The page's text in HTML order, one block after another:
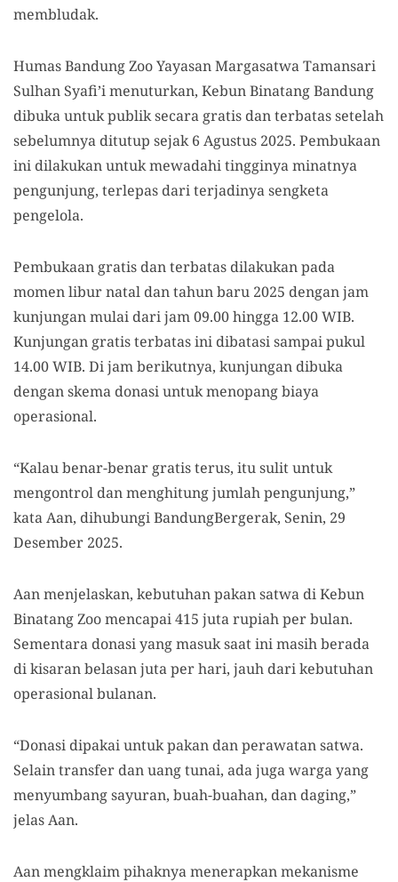
membludak.
Humas Bandung Zoo Yayasan Margasatwa Tamansari
Sulhan Syafi’i menuturkan, Kebun Binatang Bandung
dibuka untuk publik secara gratis dan terbatas setelah
sebelumnya ditutup sejak 6 Agustus 2025. Pembukaan
ini dilakukan untuk mewadahi tingginya minatnya
pengunjung, terlepas dari terjadinya sengketa
pengelola.
Pembukaan gratis dan terbatas dilakukan pada
momen libur natal dan tahun baru 2025 dengan jam
kunjungan mulai dari jam 09.00 hingga 12.00 WIB.
Kunjungan gratis terbatas ini dibatasi sampai pukul
14.00 WIB. Di jam berikutnya, kunjungan dibuka
dengan skema donasi untuk menopang biaya
operasional.
“Kalau benar-benar gratis terus, itu sulit untuk
mengontrol dan menghitung jumlah pengunjung,”
kata Aan, dihubungi BandungBergerak, Senin, 29
Desember 2025.
Aan menjelaskan, kebutuhan pakan satwa di Kebun
Binatang Zoo mencapai 415 juta rupiah per bulan.
Sementara donasi yang masuk saat ini masih berada
di kisaran belasan juta per hari, jauh dari kebutuhan
operasional bulanan.
“Donasi dipakai untuk pakan dan perawatan satwa.
Selain transfer dan uang tunai, ada juga warga yang
menyumbang sayuran, buah-buahan, dan daging,”
jelas Aan.
Aan mengklaim pihaknya menerapkan mekanisme